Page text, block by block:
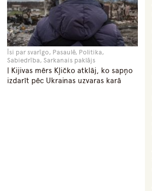
Īsi par svarīgo, Pasaulē, Politika,
Sabiedrība, Sarkanais paklājs
| Kijivas mērs Kļičko atklāj, ko sapņo
izdarīt pēc Ukrainas uzvaras karā